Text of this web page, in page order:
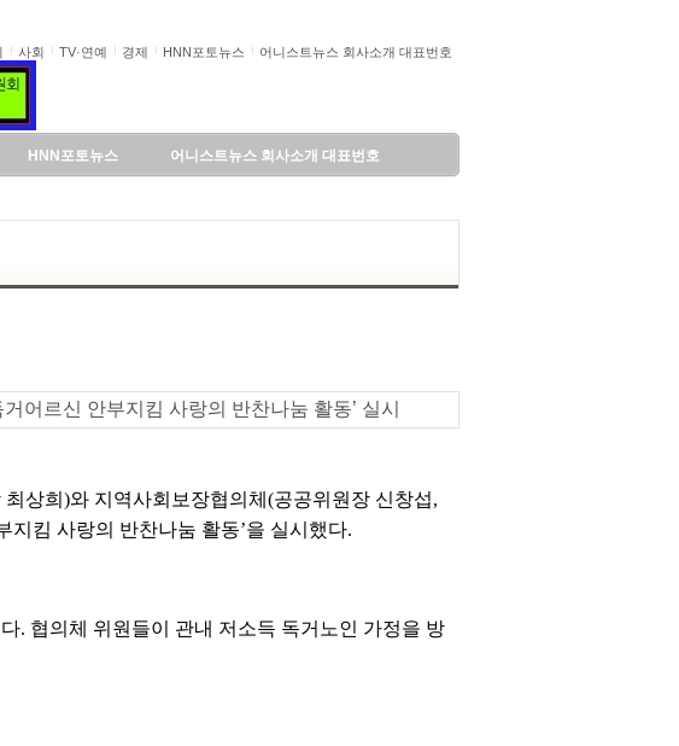
사회 TV·연예 경제 HNN포토뉴스 어니스트뉴스 회사소개 대표번호
HNN포토뉴스 어니스트뉴스 회사소개 대표번호
거어르신 안부지킴 사랑의 반찬나눔 활동’ 실시
상희)와 지역사회보장협의체(공공위원장 신창섭,
지킴 사랑의 반찬나눔 활동’을 실시했다.
. 협의체 위원들이 관내 저소득 독거노인 가정을 방